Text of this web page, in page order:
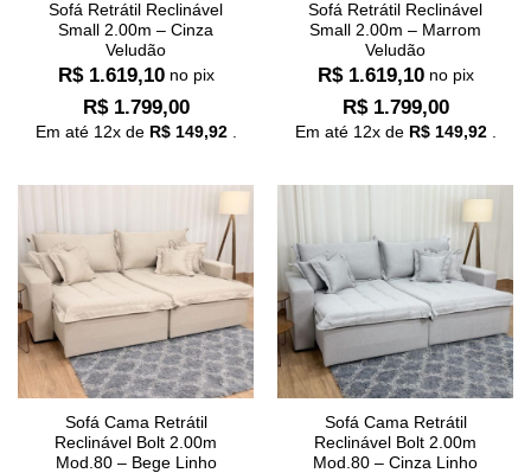
Sofá Retrátil Reclinável
Small 2.00m – Cinza
Veludão
R$1.619,10 no pix
R$1.799,00
Em até 12x de R$149,92.
Sofá Retrátil Reclinável
Small 2.00m – Marrom
Veludão
R$1.619,10 no pix
R$1.799,00
Em até 12x de R$149,92.
Sofá Cama Retrátil
Reclinável Bolt 2.00m
Mod.80 – Bege Linho
Sofá Cama Retrátil
Reclinável Bolt 2.00m
Mod.80 – Cinza Linho